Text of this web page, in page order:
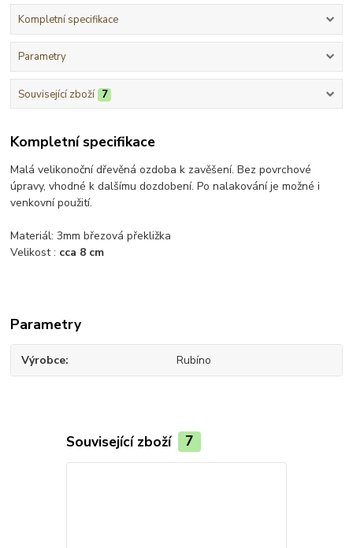
Kompletní specifikace
Parametry
Související zboží 7
Kompletní specifikace
Malá velikonoční dřevěná ozdoba k zavěšení. Bez povrchové
úpravy, vhodné k dalšímu dozdobení. Po nalakování je možné i
venkovní použití.
Materiál: 3mm březová překližka
Velikost : cca 8 cm
Parametry
Výrobce Rubíno
Související zboží 7